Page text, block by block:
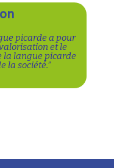
picarde a pour
et le
la langue picarde
la société.”